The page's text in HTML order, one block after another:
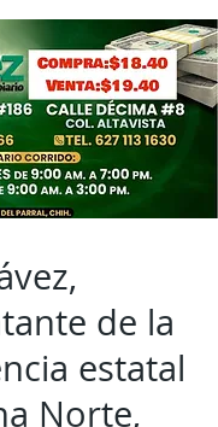
de la
estatal
Norte,